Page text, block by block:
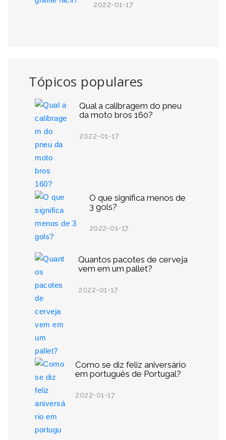
2022-01-17
Tópicos populares
Qual a calibragem do pneu
da moto bros 160?
2022-01-17
O que significa menos de
3 gols?
2022-01-17
Quantos pacotes de cerveja
vem em um pallet?
2022-01-17
Como se diz feliz aniversário
em português de Portugal?
2022-01-17